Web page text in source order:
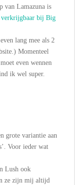
van Lamazuna is
verkrijgbaar bij Big
lang mee als 2
Momenteel
even wennen
ik wel super.
grote variantie aan
Voor ieder wat
Lush ook
ze zijn mij altijd